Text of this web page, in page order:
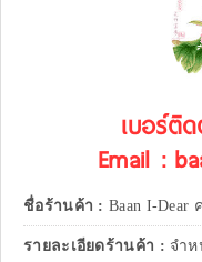
เบอร์ติ
Email :
ชื่อร้านค้า : Baan I-Dear
รายละเอียดร้านค้า : จำ